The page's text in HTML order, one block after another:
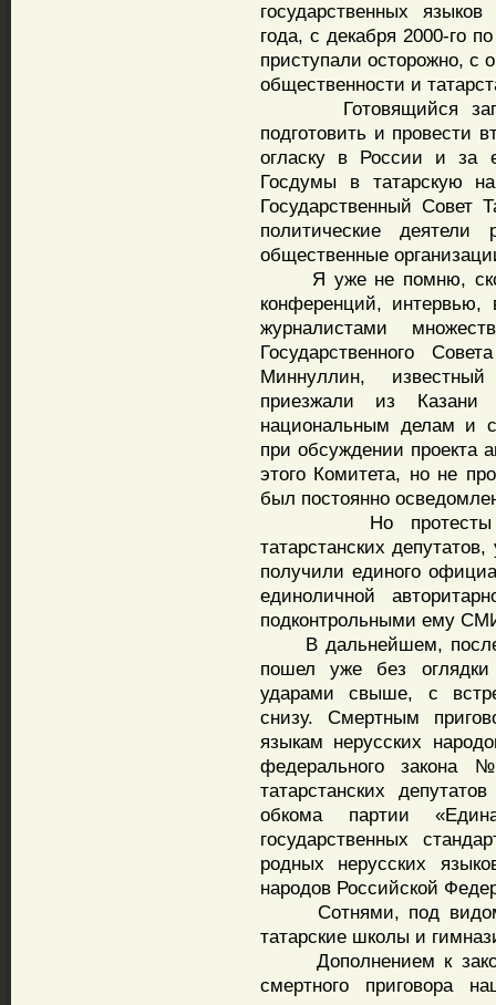
государственных
года, с декабря 2000-го
приступали осторожно, с
общественности и
Готовящийся
подготовить и провести
огласку в России и за
Госдумы в татарскую
Государственный Совет
политические деятели
общественные
Я уже не помню,
конференций,
журналистами
Государственного
Миннуллин,
приезжали из
национальным делам и
при обсуждении проекта
этого Комитета, но не
был постоянно
Но протесты
татарстанских
получили единого
единоличной
подконтрольными ему
В дальнейшем, после
пошел уже без
ударами свыше, с
снизу. Смертным
языкам нерусских
федерального закона
татарстанских
обкома партии
государственных
родных нерусских
народов Российской
Сотнями, под видом
татарские школы и
Дополнением к
смертного приговора